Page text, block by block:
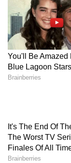
కర్కాటక రాశి
దాయాదులతో భూ
వ్యవహారాలలో
వాహన
వృత్తి,
సహోద్యోగులతో